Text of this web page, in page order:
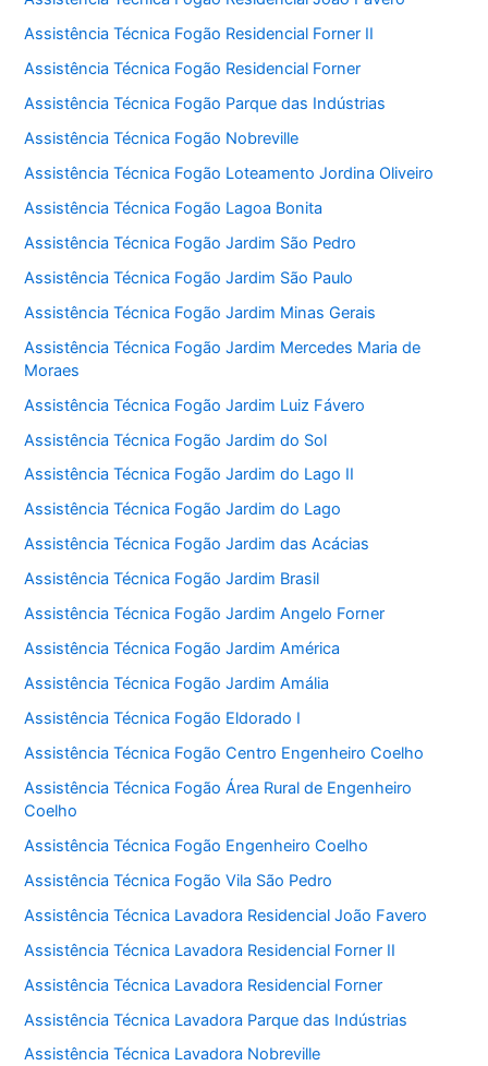
Assistência Técnica Fogão Residencial Forner II
Assistência Técnica Fogão Residencial Forner
Assistência Técnica Fogão Parque das Indústrias
Assistência Técnica Fogão Nobreville
Assistência Técnica Fogão Loteamento Jordina Oliveiro
Assistência Técnica Fogão Lagoa Bonita
Assistência Técnica Fogão Jardim São Pedro
Assistência Técnica Fogão Jardim São Paulo
Assistência Técnica Fogão Jardim Minas Gerais
Assistência Técnica Fogão Jardim Mercedes Maria de
Moraes
Assistência Técnica Fogão Jardim Luiz Fávero
Assistência Técnica Fogão Jardim do Sol
Assistência Técnica Fogão Jardim do Lago II
Assistência Técnica Fogão Jardim do Lago
Assistência Técnica Fogão Jardim das Acácias
Assistência Técnica Fogão Jardim Brasil
Assistência Técnica Fogão Jardim Angelo Forner
Assistência Técnica Fogão Jardim América
Assistência Técnica Fogão Jardim Amália
Assistência Técnica Fogão Eldorado I
Assistência Técnica Fogão Centro Engenheiro Coelho
Assistência Técnica Fogão Área Rural de Engenheiro
Coelho
Assistência Técnica Fogão Engenheiro Coelho
Assistência Técnica Fogão Vila São Pedro
Assistência Técnica Lavadora Residencial João Favero
Assistência Técnica Lavadora Residencial Forner II
Assistência Técnica Lavadora Residencial Forner
Assistência Técnica Lavadora Parque das Indústrias
Assistência Técnica Lavadora Nobreville